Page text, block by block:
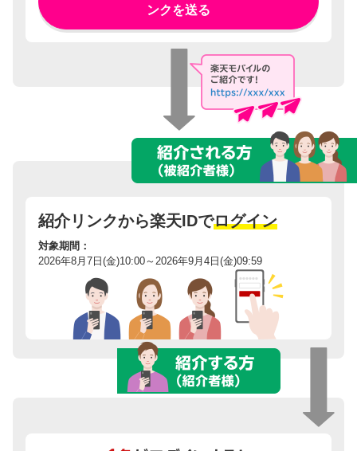
ンクを送る
紹介リンクから楽天IDでログイン
対象期間：
2026年8月7日(金)10:00～2026年9月4日(金)09:59